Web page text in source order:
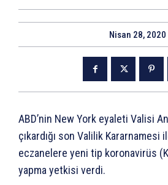
Nisan 28, 2020
ABD’nin New York eyaleti Valisi
çıkardığı son Valilik Kararnamesi
eczanelere yeni tip koronavirüs
yapma yetkisi verdi.